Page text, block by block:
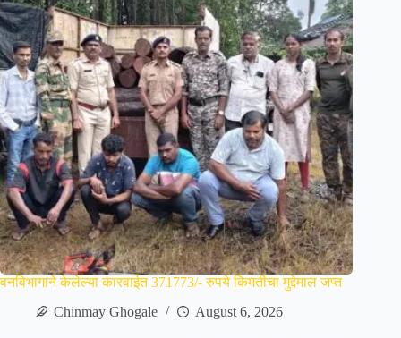
वनविभागाने केलेल्या कारवाईत 371773/- रुपये किमतीचा मुद्देमाल जप्त
Chinmay Ghogale
August 6, 2026